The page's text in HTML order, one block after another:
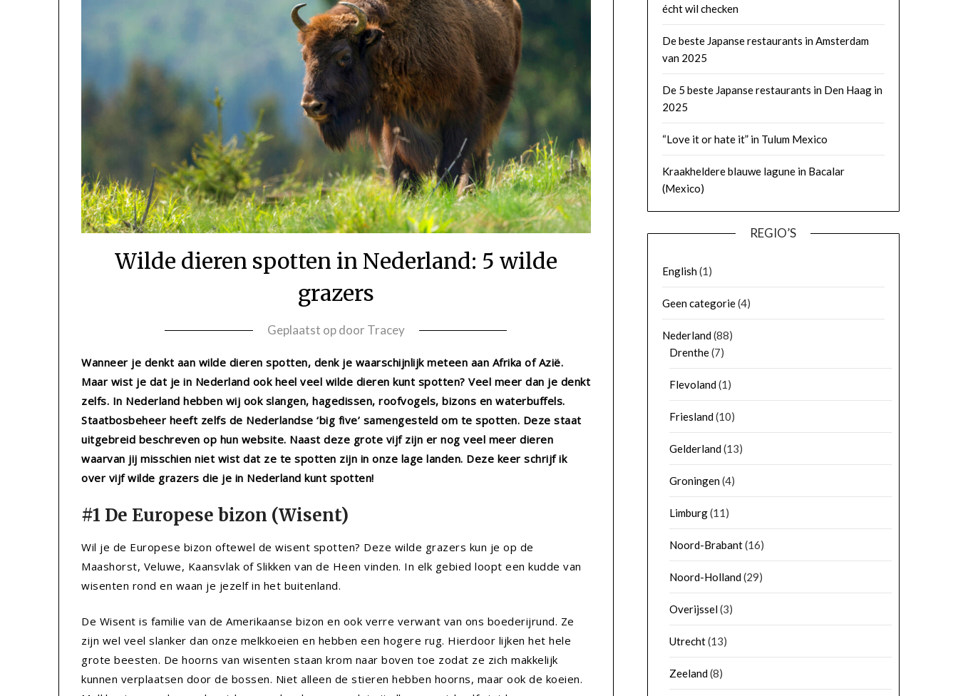
Wilde dieren spotten in Nederland: 5 wilde
grazers
Geplaatst opdoor Tracey
Wanneer je denkt aan wilde dieren spotten, denk je waarschijnlijk meteen aan Afrika of Azië.
Maar wist je dat je in Nederland ook heel veel wilde dieren kunt spotten? Veel meer dan je denkt
zelfs. In Nederland hebben wij ook slangen, hagedissen, roofvogels, bizons en waterbuffels.
Staatbosbeheer heeft zelfs de Nederlandse ‘big five’ samengesteld om te spotten. Deze staat
uitgebreid beschreven op hun website. Naast deze grote vijf zijn er nog veel meer dieren
waarvan jij misschien niet wist dat ze te spotten zijn in onze lage landen. Deze keer schrijf ik
over vijf wilde grazers die je in Nederland kunt spotten!
#1 De Europese bizon (Wisent)
Wil je de Europese bizon oftewel de wisent spotten? Deze wilde grazers kun je op de
Maashorst, Veluwe, Kaansvlak of Slikken van de Heen vinden. In elk gebied loopt een kudde van
wisenten rond en waan je jezelf in het buitenland.
De Wisent is familie van de Amerikaanse bizon en ook verre verwant van ons boederijrund. Ze
zijn wel veel slanker dan onze melkkoeien en hebben een hogere rug. Hierdoor lijken het hele
grote beesten. De hoorns van wisenten staan krom naar boven toe zodat ze zich makkelijk
kunnen verplaatsen door de bossen. Niet alleen de stieren hebben hoorns, maar ook de koeien.
écht wil checken
De beste Japanse restaurants in Amsterdam
van 2025
De 5 beste Japanse restaurants in Den Haag in
2025
“Love it or hate it” in Tulum Mexico
Kraakheldere blauwe lagune in Bacalar
(Mexico)
REGIO’S
English(1)
Geen categorie(4)
Nederland(88)
Drenthe(7)
Flevoland(1)
Friesland(10)
Gelderland(13)
Groningen(4)
Limburg(11)
Noord-Brabant(16)
Noord-Holland(29)
Overijssel(3)
Utrecht(13)
Zeeland(8)